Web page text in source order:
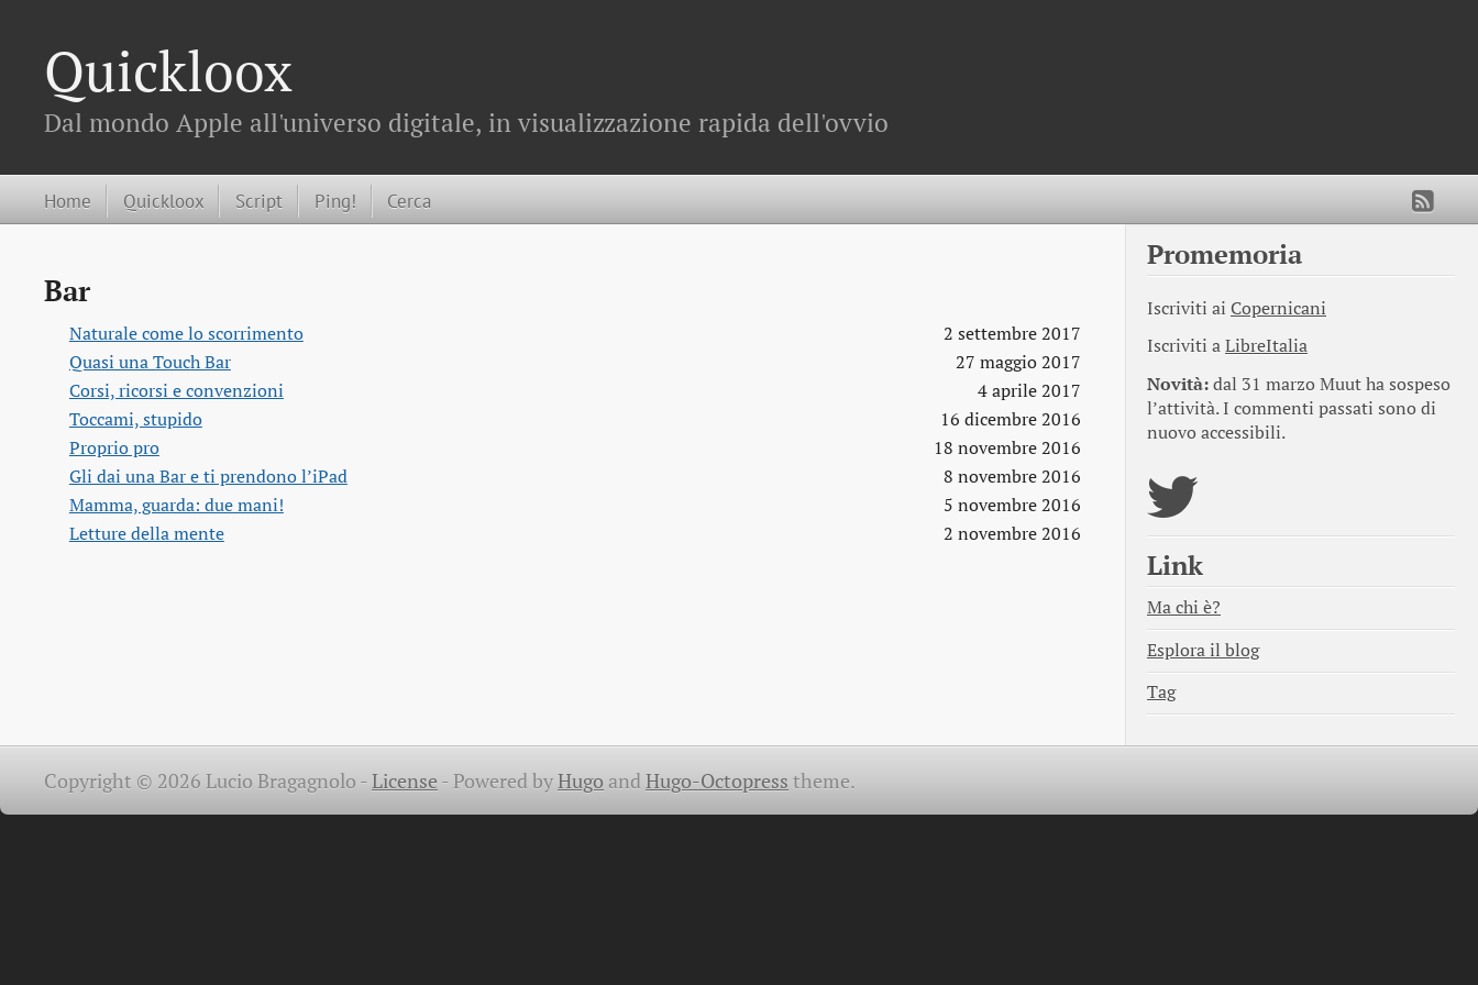
Quickloox
Dal mondo Apple all'universo digitale, in visualizzazione rapida dell'ovvio
Home Quickloox Script Ping! Cerca
Bar
Naturale come lo scorrimento
2 settembre 2017
Quasi una Touch Bar
27 maggio 2017
Corsi, ricorsi e convenzioni
4 aprile 2017
Toccami, stupido
16 dicembre 2016
Proprio pro
18 novembre 2016
Gli dai una Bar e ti prendono l’iPad
8 novembre 2016
Mamma, guarda: due mani!
5 novembre 2016
Letture della mente
2 novembre 2016
Promemoria
Iscriviti ai Copernicani
Iscriviti aLibreItalia
Novità:dal 31 marzo Muut ha sospeso
l’attività. I commenti passati sono di
nuovo accessibili.
Link
Ma chi è?
Esplora il blog
Tag
Copyright © 2026 Lucio Bragagnolo -License -Powered byHugoandHugo-Octopress theme.